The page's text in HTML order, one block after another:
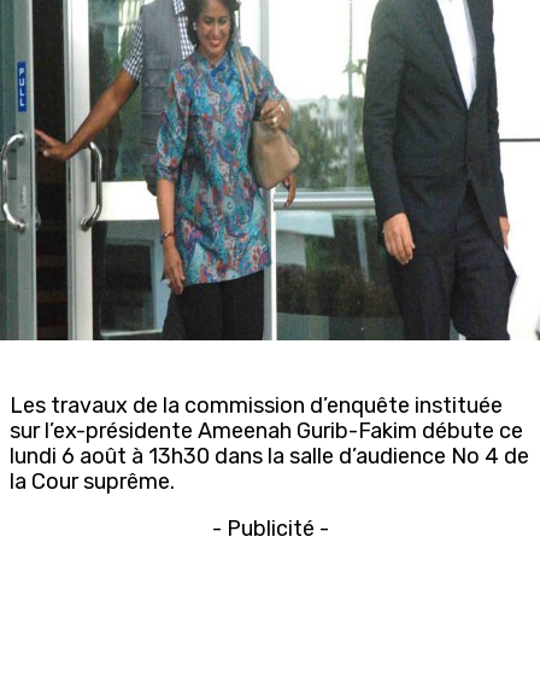
Les travaux de la commission d’enquête instituée
sur l’ex-présidente Ameenah Gurib-Fakim débute ce
lundi 6 août à 13h30 dans la salle d’audience No 4 de
la Cour suprême.
- Publicité -